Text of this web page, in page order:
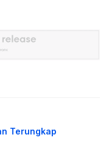
Terungkap